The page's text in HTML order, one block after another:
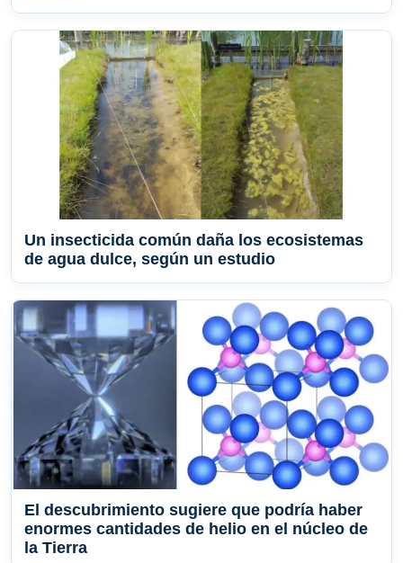
Un insecticida común daña los ecosistemas
de agua dulce, según un estudio
El descubrimiento sugiere que podría haber
enormes cantidades de helio en el núcleo de
la Tierra